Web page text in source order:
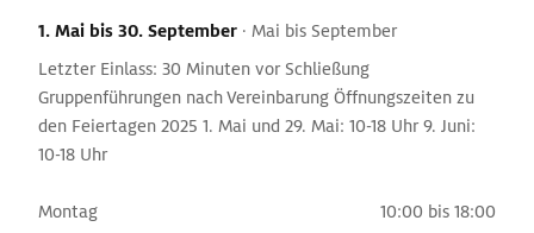
1. Mai bis 30. September · Mai bis September
Letzter Einlass: 30 Minuten vor Schließung
Gruppenführungen nach Vereinbarung Öffnungszeiten zu
den Feiertagen 2025 1. Mai und 29. Mai: 10-18 Uhr 9. Juni:
10-18 Uhr
Montag 10:00 bis 18:00